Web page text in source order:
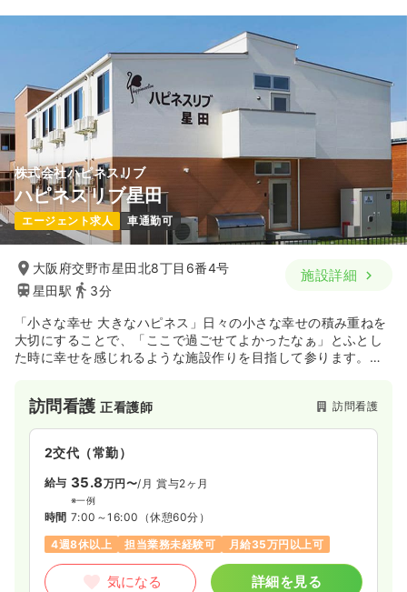
株式会社ハピネスリブ
ハピネスリブ星田
エージェント求人 車通勤可
大阪府交野市星田北8丁目6番4号
星田駅
3分
施設詳細
「小さな幸せ 大きなハピネス」日々の小さな幸せの積み重ねを
大切にすることで、「ここで過ごせてよかったなぁ」とふとし
た時に幸せを感じれるような施設作りを目指して参ります。充
れない部分を大切にしたいと考えています。
訪問看護正看護師 訪問看護
2交代（常勤）
給与 35.8万円〜/月 賞与2ヶ月
※一例
時間 7:00～16:00 （休憩60分）
4週8休以上
担当業務未経験可 月給35万円以上可
気になる 詳細を見る